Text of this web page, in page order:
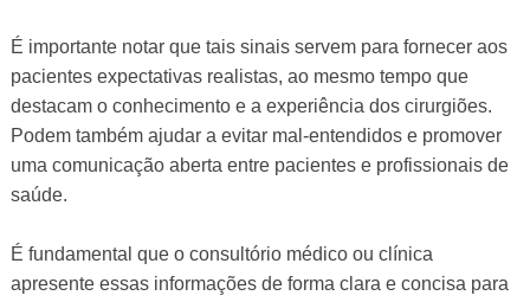
É importante notar que tais sinais servem para fornecer aos
pacientes expectativas realistas, ao mesmo tempo que
destacam o conhecimento e a experiência dos cirurgiões.
Podem também ajudar a evitar mal-entendidos e promover
uma comunicação aberta entre pacientes e profissionais de
saúde.
É fundamental que o consultório médico ou clínica
apresente essas informações de forma clara e concisa para